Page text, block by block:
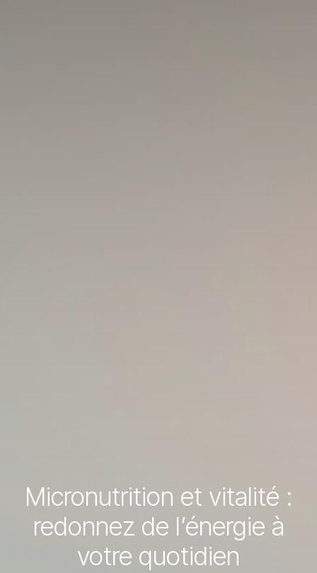
Micronutrition et vitalité :
redonnez de l’énergie à
votre quotidien